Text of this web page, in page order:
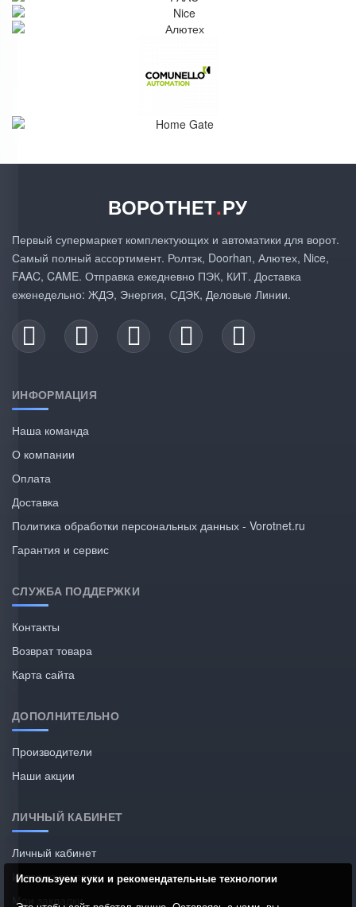
ВОРОТНЕТ.РУ
Первый супермаркет комплектующих и автоматики для ворот.
Самый полный ассортимент. Ролтэк, Doorhan, Алютех, Nice,
FAAC, CAME. Отправка ежедневно ПЭК, КИТ. Доставка
еженедельно: ЖДЭ, Энергия, СДЭК, Деловые Линии.
ИНФОРМАЦИЯ
Наша команда
О компании
Оплата
Доставка
Политика обработки персональных данных - Vorotnet.ru
Гарантия и сервис
СЛУЖБА ПОДДЕРЖКИ
Контакты
Возврат товара
Карта сайта
ДОПОЛНИТЕЛЬНО
Производители
Наши акции
ЛИЧНЫЙ КАБИНЕТ
Личный кабинет
История заказов
Мои закладки
Используем куки и рекомендательные технологии